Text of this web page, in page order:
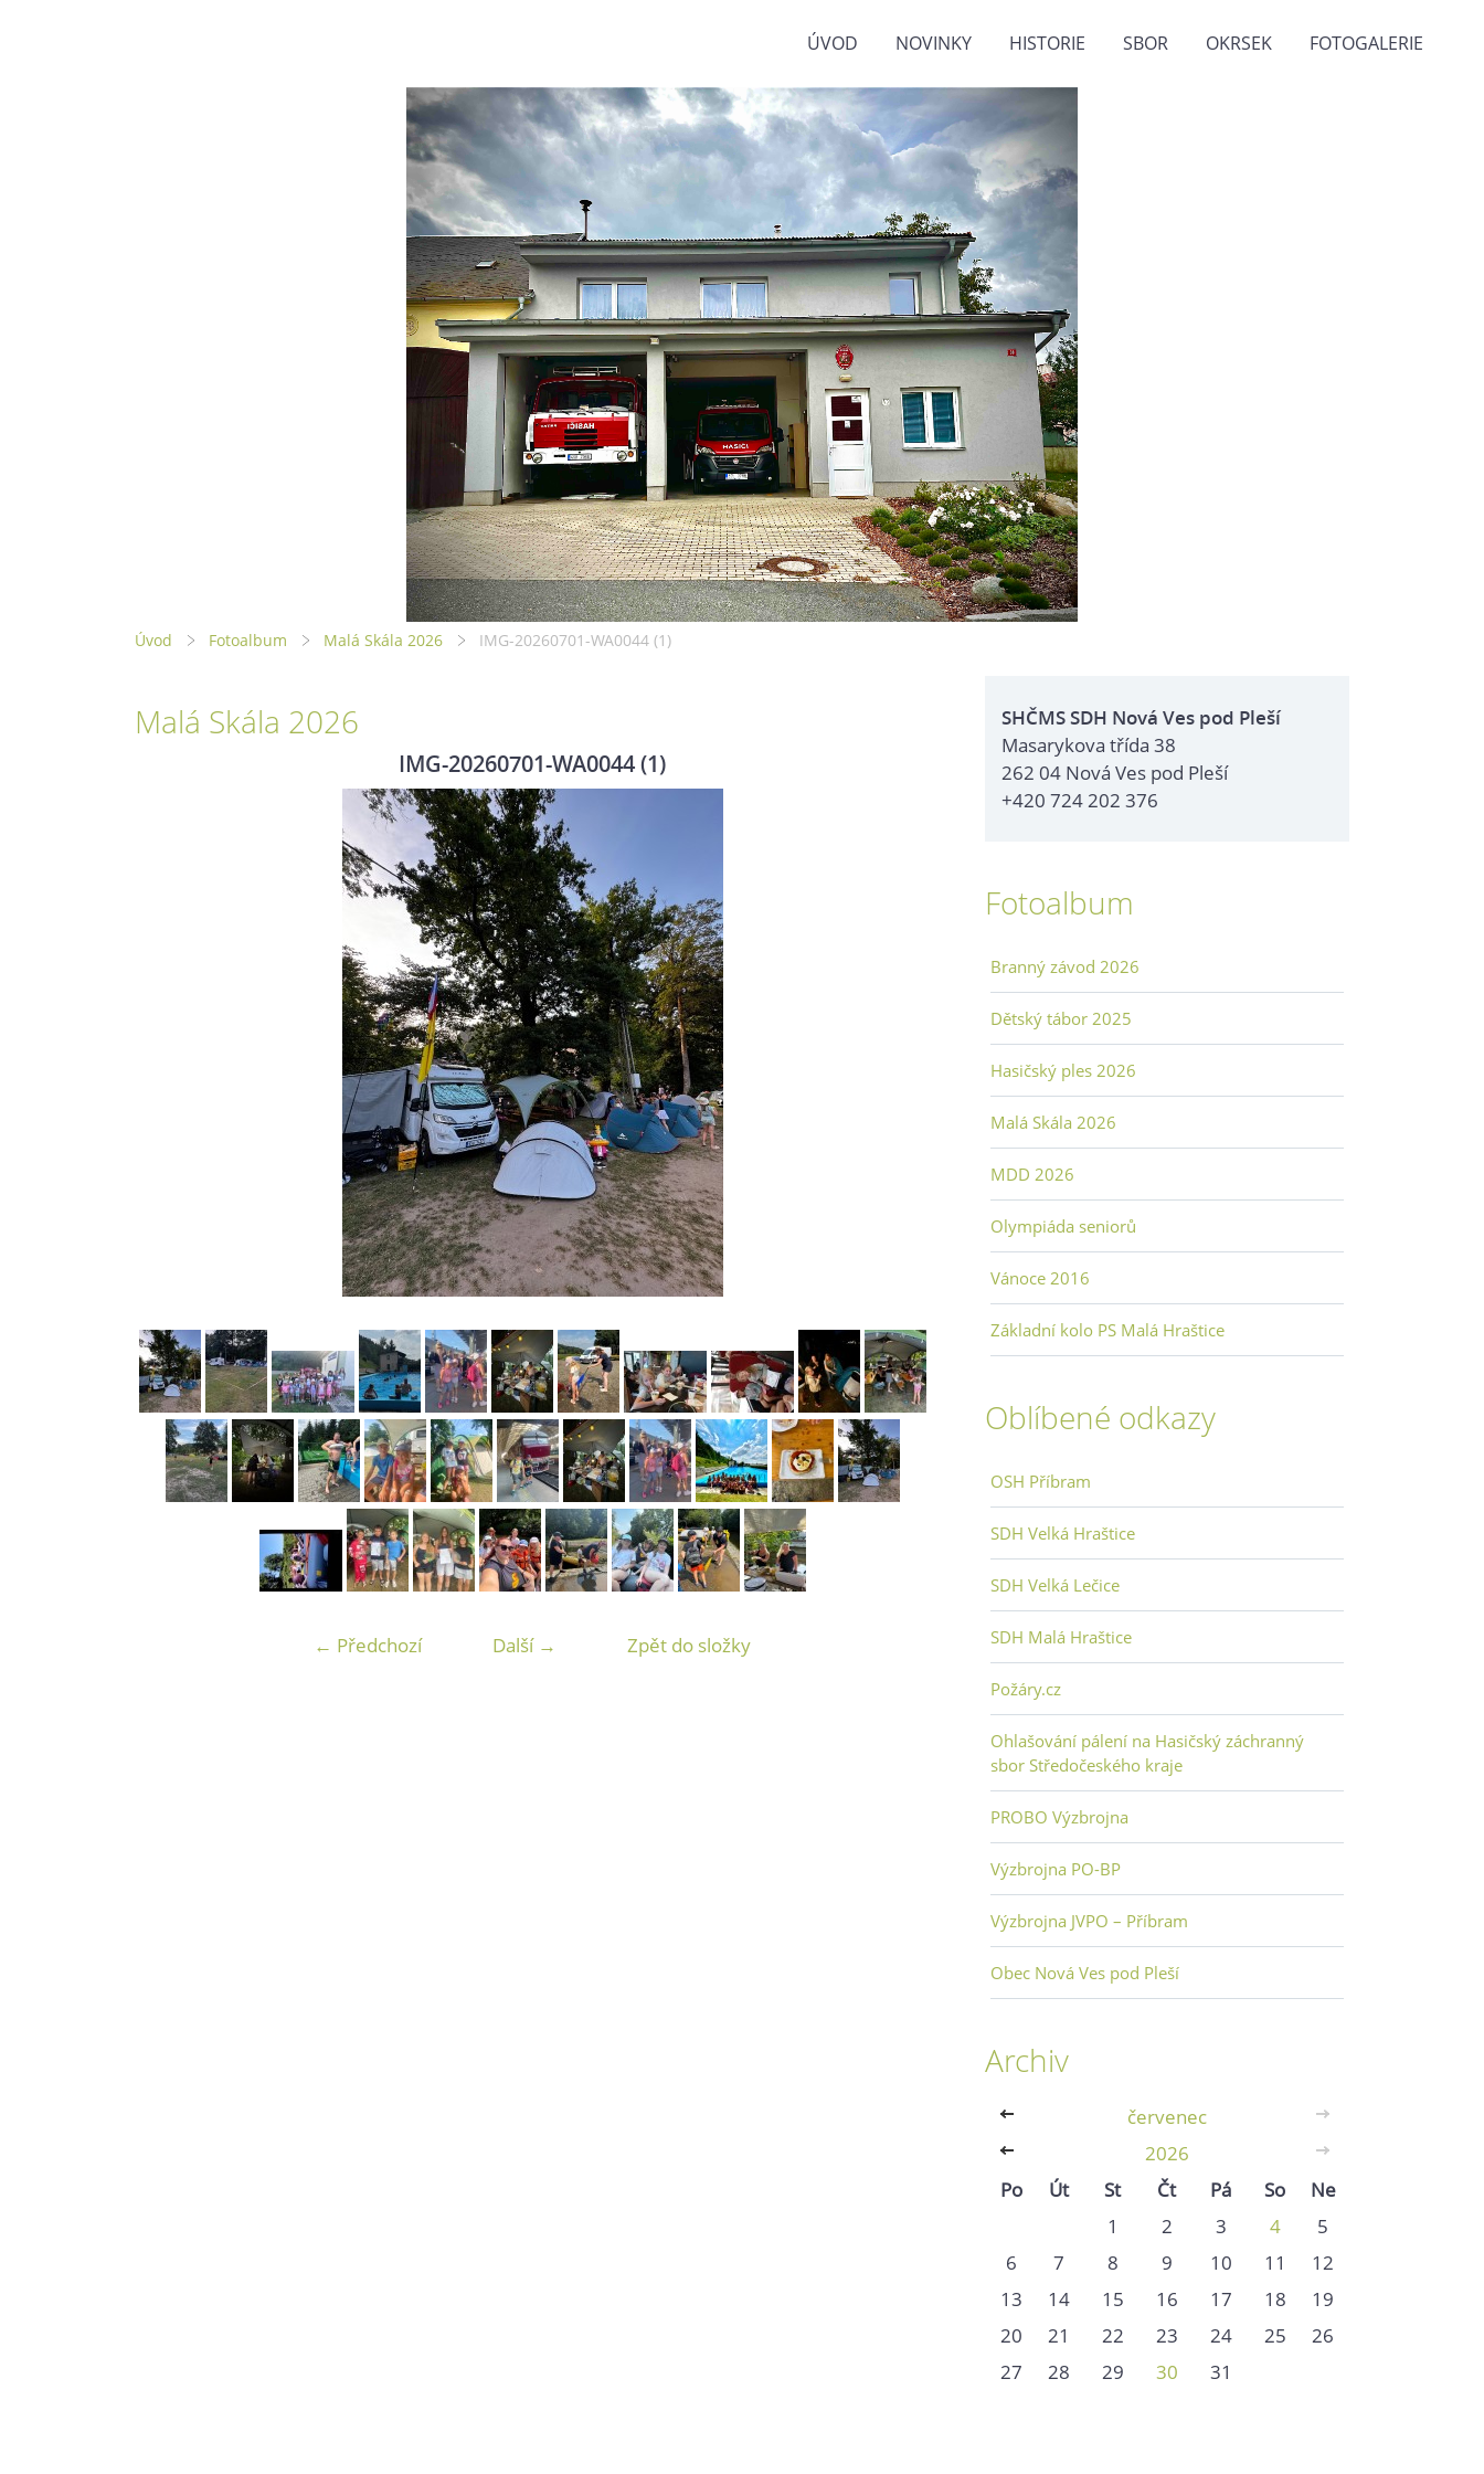
ÚVOD NOVINKY HISTORIE SBOR OKRSEK FOTOGALERIE
Úvod Fotoalbum Malá Skála 2026 IMG-20260701-WA0044 (1)
Malá Skála 2026
IMG-20260701-WA0044 (1)
← Předchozí Další → Zpět do složky
SHČMS SDH Nová Ves pod Pleší
Masarykova třída 38
262 04 Nová Ves pod Pleší
+420 724 202 376
Fotoalbum
Branný závod 2026
Dětský tábor 2025
Hasičský ples 2026
Malá Skála 2026
MDD 2026
Olympiáda seniorů
Vánoce 2016
Základní kolo PS Malá Hraštice
Oblíbené odkazy
OSH Příbram
SDH Velká Hraštice
SDH Velká Lečice
SDH Malá Hraštice
Požáry.cz
Ohlašování pálení na Hasičský záchranný
sbor Středočeského kraje
PROBO Výzbrojna
Výzbrojna PO-BP
Výzbrojna JVPO – Příbram
Obec Nová Ves pod Pleší
Archiv
<< červenec
>>
<<
2026
>>
Po
Út St Čt Pá So
Ne
1
2 3 4
5
6
7 8 9 10 11
12
13
14 15 16 17 18
19
20
21 22 23 24 25
26
27
28 29 30 31